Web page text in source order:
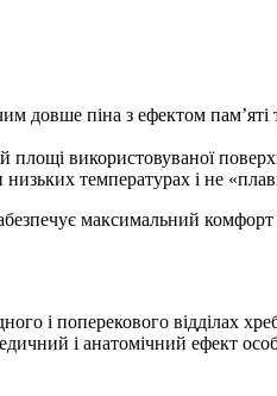
довше піна з ефектом
площі використовуваної
температурах і не
максимальний
і поперекового відділах
і анатомічний ефект